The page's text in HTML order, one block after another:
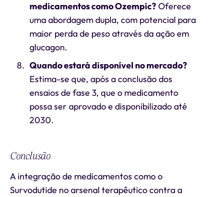
medicamentos como Ozempic?Oferece
uma abordagem dupla, com potencial para
maior perda de peso através da ação em
glucagon.
Quando estará disponível no mercado?
Estima-se que, após a conclusão dos
ensaios de fase 3, que o medicamento
possa ser aprovado e disponibilizado até
2030.
Conclusão
A integração de medicamentos como o
Survodutide no arsenal terapêutico contra a